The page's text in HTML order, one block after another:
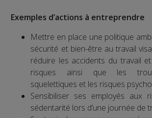
Exemples d’actions à entreprendre
Mettre en place une politique
sécurité et bien-être au travail
réduire les accidents du travail
risques ainsi que les
squelettiques et les risques
Sensibiliser ses employés aux
sédentarité lors d’une journée de